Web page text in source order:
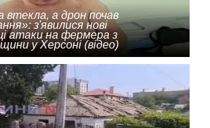
втекла, а дрон почав
з'явилися нові
атаки на фермера з
у Херсоні (відео)